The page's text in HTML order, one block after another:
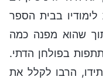
בבית הספר
שהוא מפנה כמה
בפולחן הדתי.
הרבו לקלל את